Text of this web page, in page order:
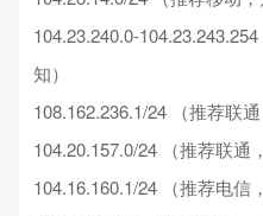
104.23.240.0-
知）
108.162.236.1/24 （推荐联通
104.20.157.0/24 （推荐联通
104.16.160.1/24 （推荐电信